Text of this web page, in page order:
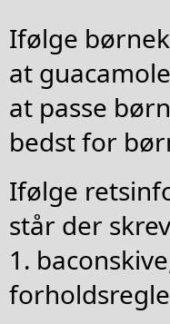
Ifølge
at
at passe
bedst for
Ifølge
står der
1.